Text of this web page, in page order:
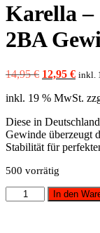
Karella –
2BA
14,95€
war:
12,95 €
ist:
inkl.
inkl. 19 % MwSt.
Diese in
Gewinde überzeugt
Stabilität für
500 vorrätig
Karella
-
In den